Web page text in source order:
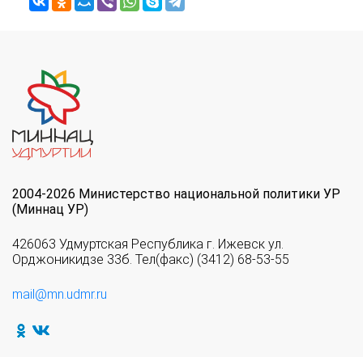
2004-2026 Министерство национальной политики УР
(Миннац УР)
426063 Удмуртская Республика г. Ижевск ул.
Орджоникидзе 33б. Тел(факс) (3412) 68-53-55
mail@mn.udmr.ru